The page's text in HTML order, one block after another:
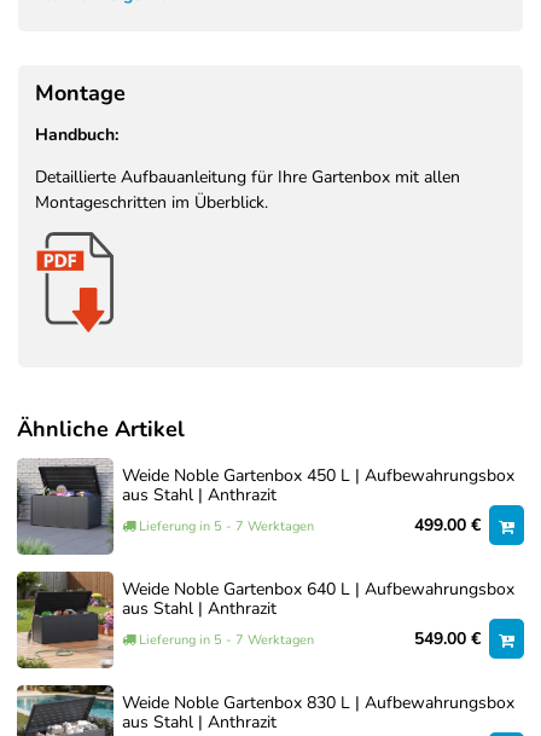
Montage
Handbuch:
Detaillierte Aufbauanleitung für Ihre Gartenbox mit allen
Montageschritten im Überblick.
Ähnliche Artikel
Weide Noble Gartenbox 450 L | Aufbewahrungsbox
aus Stahl | Anthrazit
Lieferung in 5 - 7 Werktagen 499.00 €
Weide Noble Gartenbox 640 L | Aufbewahrungsbox
aus Stahl | Anthrazit
Lieferung in 5 - 7 Werktagen 549.00 €
Weide Noble Gartenbox 830 L | Aufbewahrungsbox
aus Stahl | Anthrazit